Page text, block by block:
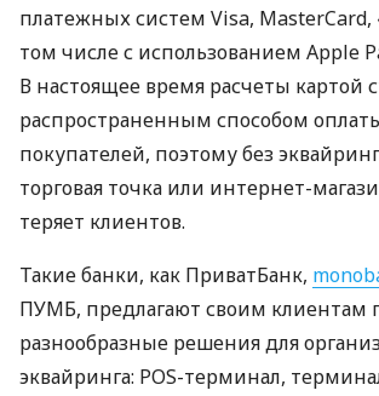
платежных систем Visa, MasterCard,
том числе с использованием Apple
В настоящее время расчеты картой
распространенным способом
покупателей, поэтому без
торговая точка или интернет-
теряет клиентов.
Такие банки, как ПриватБанк,
ПУМБ, предлагают своим клиентам
разнообразные решения для
эквайринга: POS-терминал,